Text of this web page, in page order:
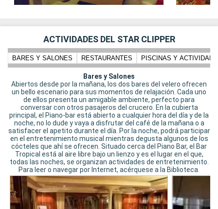
ACTIVIDADES DEL STAR CLIPPER
BARES Y SALONES RESTAURANTES PISCINAS Y
Bares y Salones
Abiertos desde por la mañana, los dos bares del velero ofrecen
un bello escenario para sus momentos de relajación. Cada uno
de ellos presenta un amigable ambiente, perfecto para
conversar con otros pasajeros del crucero. En la cubierta
principal, el Piano-bar está abierto a cualquier hora del día y de la
noche, no lo dude y vaya a disfrutar del café de la mañana o a
satisfacer el apetito durante el día. Por la noche, podrá participar
en el entretenimiento musical mientras degusta algunos de los
cócteles que ahí se ofrecen. Situado cerca del Piano Bar, el Bar
Tropical está al aire libre bajo un lienzo y es el lugar en el que,
todas las noches, se organizan actividades de entretenimiento.
Para leer o navegar por Internet, acérquese a la Biblioteca.